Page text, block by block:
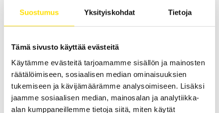
Suostumus Yksityiskohdat Tietoja
Tämä sivusto käyttää evästeitä
Käytämme evästeitä tarjoamamme sisällön ja mainosten
räätälöimiseen, sosiaalisen median ominaisuuksien
tukemiseen ja kävijämäärämme analysoimiseen. Lisäksi
jaamme sosiaalisen median, mainosalan ja analytiikka-
alan kumppaneillemme tietoja siitä, miten käytät
ETL HTP06N-testipistooli HVP06N-liittimellä
Testipistoolit turvallisiin korkeajännitemittauksiin.
LUE LISÄÄ